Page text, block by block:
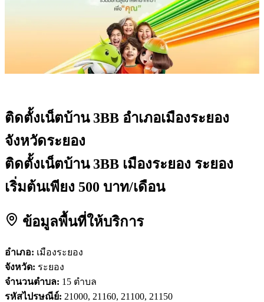
ติดตั้งเน็ตบ้าน 3BB อำเภอเมืองระยอง
จังหวัดระยอง
ติดตั้งเน็ตบ้าน 3BB เมืองระยอง ระยอง
เริ่มต้นเพียง 500 บาท/เดือน
ข้อมูลพื้นที่ให้บริการ
อำเภอ: เมืองระยอง
จังหวัด: ระยอง
จำนวนตำบล: 15 ตำบล
รหัสไปรษณีย์: 21000, 21160, 21100, 21150